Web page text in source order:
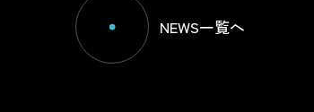
NEWS一覧へ